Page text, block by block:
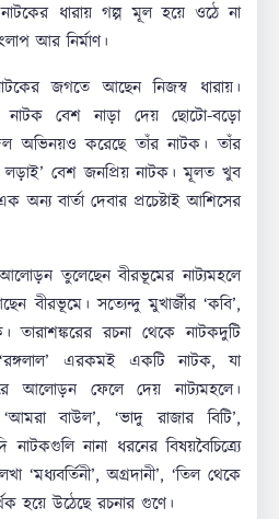
ধারায় গল্প মূল হয়ে ওঠে না
আর নির্মাণ।
জগতে আছেন নিজস্ব ধারায়।
নাটক বেশ নাড়া দেয় ছোটো-বড়ো
অভিনয়ও করেছে তাঁর নাটক। তাঁর
লড়াই’ বেশ জনপ্রিয় নাটক। মূলত খুব
বার্তা দেবার প্রচেষ্টাই আশিসের
তুলেছেন বীরভূমের নাট্যমহলে
বীরভূমে। সত্যেন্দু মুখার্জীর ‘কবি’,
রচনা থেকে নাটকদুটি
এরকমই একটি নাটক, যা
আলোড়ন ফেলে দেয় নাট্যমহলে।
বাউল’, ‘ভাদু রাজার বিটি’,
নাটকগুলি নানা ধরনের বিষয়বৈচিত্র্যে
‘মধ্যবর্তিনী’, অগ্রদানী’, ‘তিল থেকে
হয়ে উঠেছে রচনার গুণে।